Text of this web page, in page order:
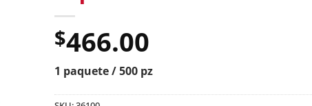
$466.00
1 paquete / 500 pz